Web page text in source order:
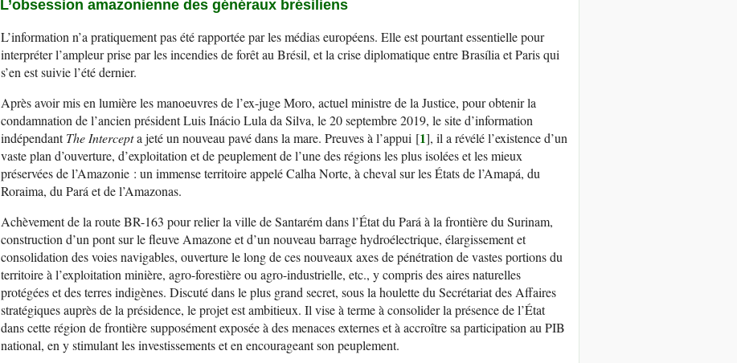
L’obsession amazonienne des généraux brésiliens
L’information n’a pratiquement pas été rapportée par les médias européens. Elle est pourtant essentielle pour
interpréter l’ampleur prise par les incendies de forêt au Brésil, et la crise diplomatique entre Brasília et Paris qui
s’en est suivie l’été dernier.
Après avoir mis en lumière les manoeuvres de l’ex-juge Moro, actuel ministre de la Justice, pour obtenir la
condamnation de l’ancien président Luis Inácio Lula da Silva, le 20 septembre 2019, le site d’information
indépendantThe Intercepta jeté un nouveau pavé dans la mare. Preuves à l’appui [1], il a révélé l’existence d’un
vaste plan d’ouverture, d’exploitation et de peuplement de l’une des régions les plus isolées et les mieux
préservées de l’Amazonie : un immense territoire appelé Calha Norte, à cheval sur les États de l’Amapá, du
Roraima, du Pará et de l’Amazonas.
Achèvement de la route BR-163 pour relier la ville de Santarém dans l’État du Pará à la frontière du Surinam,
construction d’un pont sur le fleuve Amazone et d’un nouveau barrage hydroélectrique, élargissement et
consolidation des voies navigables, ouverture le long de ces nouveaux axes de pénétration de vastes portions du
territoire à l’exploitation minière, agro-forestière ou agro-industrielle, etc., y compris des aires naturelles
protégées et des terres indigènes. Discuté dans le plus grand secret, sous la houlette du Secrétariat des Affaires
stratégiques auprès de la présidence, le projet est ambitieux. Il vise à terme à consolider la présence de l’État
dans cette région de frontière supposément exposée à des menaces externes et à accroître sa participation au PIB
national, en y stimulant les investissements et en encourageant son peuplement.